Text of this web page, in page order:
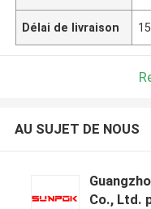
Délai de livraison
AU SUJET DE NOUS
Co., Ltd.